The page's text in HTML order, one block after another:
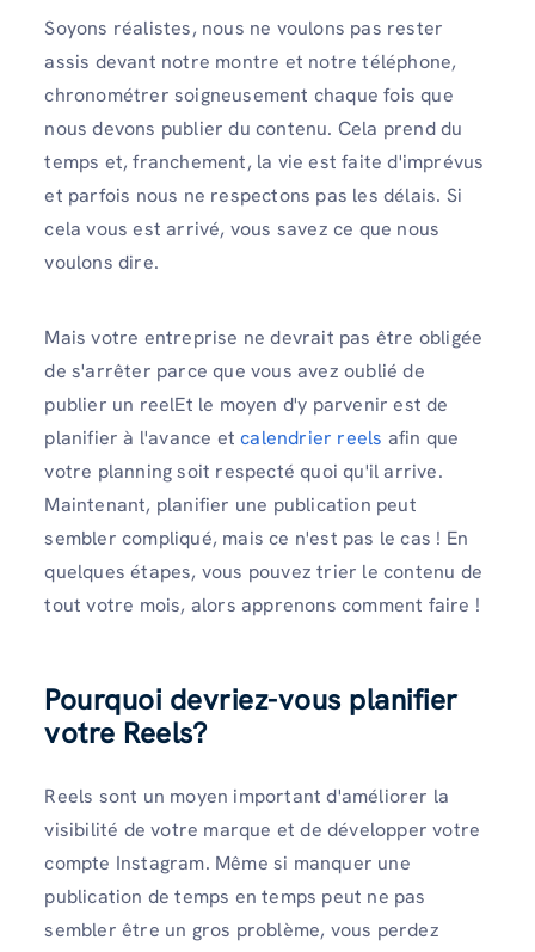
Soyons réalistes, nous ne voulons pas rester
assis devant notre montre et notre téléphone,
chronométrer soigneusement chaque fois que
nous devons publier du contenu. Cela prend du
temps et, franchement, la vie est faite d'imprévus
et parfois nous ne respectons pas les délais. Si
cela vous est arrivé, vous savez ce que nous
voulons dire.
Mais votre entreprise ne devrait pas être obligée
de s'arrêter parce que vous avez oublié de
publier un reelEt le moyen d'y parvenir est de
planifier à l'avance etcalendrier reels afin que
votre planning soit respecté quoi qu'il arrive.
Maintenant, planifier une publication peut
sembler compliqué, mais ce n'est pas le cas ! En
quelques étapes, vous pouvez trier le contenu de
tout votre mois, alors apprenons comment faire !
Pourquoi devriez-vous planifier
votre Reels?
Reels sont un moyen important d'améliorer la
visibilité de votre marque et de développer votre
compte Instagram. Même si manquer une
publication de temps en temps peut ne pas
sembler être un gros problème, vous perdez